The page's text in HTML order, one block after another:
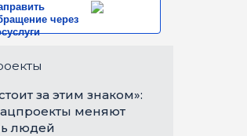
через
за этим знаком»:
меняют
людей